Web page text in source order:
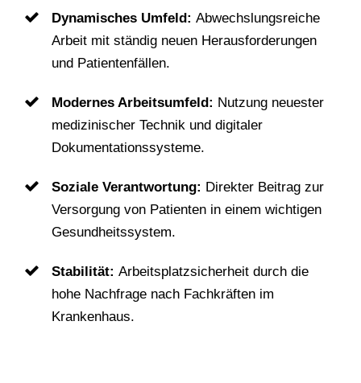
Dynamisches Umfeld: Abwechslungsreiche
Arbeit mit ständig neuen Herausforderungen
und Patientenfällen.
Modernes Arbeitsumfeld: Nutzung neuester
medizinischer Technik und digitaler
Dokumentationssysteme.
Soziale Verantwortung: Direkter Beitrag zur
Versorgung von Patienten in einem wichtigen
Gesundheitssystem.
Stabilität: Arbeitsplatzsicherheit durch die
hohe Nachfrage nach Fachkräften im
Krankenhaus.